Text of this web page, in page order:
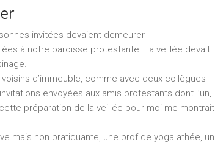
invitées devaient demeurer
à notre paroisse protestante. La veillée devait
d’immeuble, comme avec deux collègues
envoyées aux amis protestants dont l’un,
préparation de la veillée pour moi me montrait
mais non pratiquante, une prof de yoga athée, un